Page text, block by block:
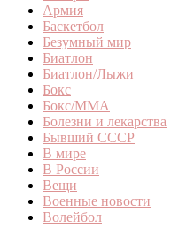
Армия
Баскетбол
Безумный мир
Биатлон
Биатлон/Лыжи
Бокс
Бокс/MMA
Болезни и лекарства
Бывший СССР
В мире
В России
Вещи
Военные новости
Волейбол